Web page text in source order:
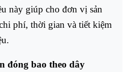
này giúp cho đơn vị sản
phí, thời gian và tiết kiệm
đóng bao theo dây